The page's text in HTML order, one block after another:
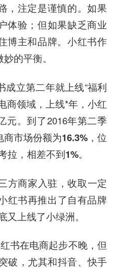
，注定是谨慎的。如果
体验；但如果缺乏商业
博主和品牌。小红书作
的平衡。
成立第二年就上线“福利
商领域，上线*年，小红
元。到了2016年第二季
市场份额为16.3%，位
，相差不到1%。
方商家入驻，收取一定
红书再推出了自有品牌
又上线了小绿洲。
书在电商起步不晚，但
破，尤其和抖音、快手